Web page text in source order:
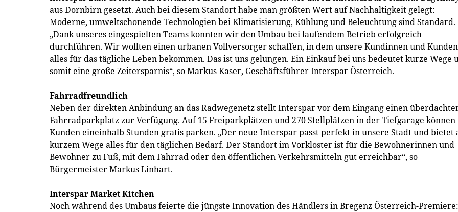
aus Dornbirn gesetzt. Auch bei diesem Standort habe man größten Wert auf Nachhaltigkeit gelegt:
Moderne, umweltschonende Technologien bei Klimatisierung, Kühlung und Beleuchtung sind Standard.
„Dank unseres eingespielten Teams konnten wir den Umbau bei laufendem Betrieb erfolgreich
durchführen. Wir wollten einen urbanen Vollversorger schaffen, in dem unsere Kundinnen und Kunden
alles für das tägliche Leben bekommen. Das ist uns gelungen. Ein Einkauf bei uns bedeutet kurze Wege
somit eine große Zeitersparnis“, so Markus Kaser, Geschäftsführer Interspar Österreich.
Fahrradfreundlich
Neben der direkten Anbindung an das Radwegenetz stellt Interspar vor dem Eingang einen
Fahrradparkplatz zur Verfügung. Auf 15 Freiparkplätzen und 270 Stellplätzen in der Tiefgarage können
Kunden eineinhalb Stunden gratis parken. „Der neue Interspar passt perfekt in unsere Stadt und bietet
kurzem Wege alles für den täglichen Bedarf. Der Standort im Vorkloster ist für die Bewohnerinnen und
Bewohner zu Fuß, mit dem Fahrrad oder den öffentlichen Verkehrsmitteln gut erreichbar“, so
Bürgermeister Markus Linhart.
Interspar Market Kitchen
Noch während des Umbaus feierte die jüngste Innovation des Händlers in Bregenz Österreich-Premiere: